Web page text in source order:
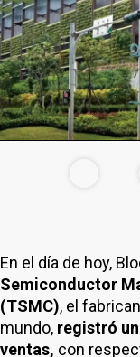
En el día de hoy,
Semiconductor
(TSMC), el
mundo, registró
ventas, con